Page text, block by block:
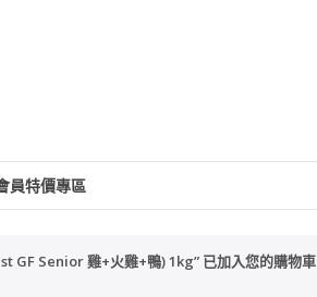
員特價專區
GF Senior 雞+火雞+鴨) 1kg” 已加入您的購物車